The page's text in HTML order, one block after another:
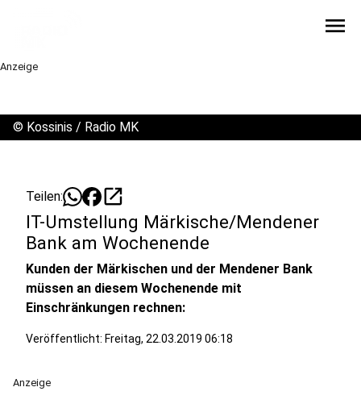
menu
Anzeige
© Kossinis / Radio MK
Teilen: open_in_new
IT-Umstellung Märkische/Mendener
Bank am Wochenende
Kunden der Märkischen und der Mendener Bank
müssen an diesem Wochenende mit
Einschränkungen rechnen:
Veröffentlicht: Freitag, 22.03.2019 06:18
Anzeige